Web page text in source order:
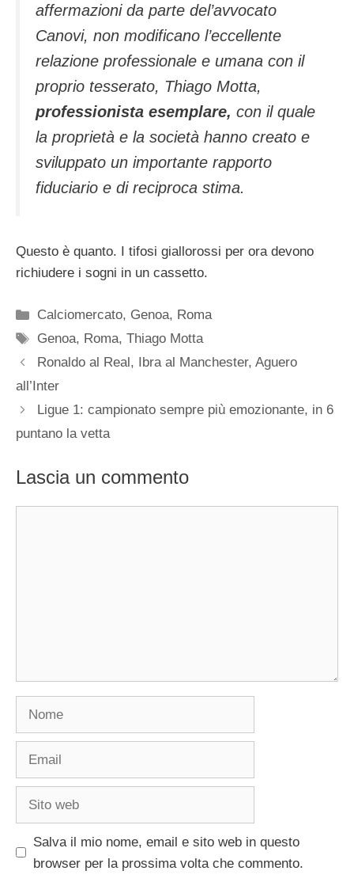
affermazioni da parte del’avvocato
Canovi, non modificano l’eccellente
relazione professionale e umana con il
proprio tesserato, Thiago Motta,
professionista esemplare, con il quale
la proprietà e la società hanno creato e
sviluppato un importante rapporto
fiduciario e di reciproca stima.
Questo è quanto. I tifosi giallorossi per ora devono
richiudere i sogni in un cassetto.
Categorie
Calciomercato, Genoa, Roma
Tag
Genoa, Roma,Thiago Motta
Ronaldo al Real, Ibra al Manchester, Aguero
all’Inter
Ligue 1: campionato sempre più emozionante, in 6
puntano la vetta
Lascia un commento
Nome
Email
Sito
Salva il mio nome, email e sito web in questo
browser per la prossima volta che commento.